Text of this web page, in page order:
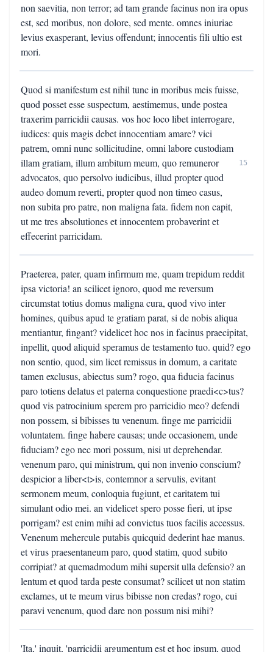
non saevitia, non terror; ad tam grande facinus non ira opus
est, sed moribus, non dolore, sed mente. omnes iniuriae
levius exasperant, levius offendunt; innocentis fili ultio est
mori.
Quod si manifestum est nihil tunc in moribus meis fuisse,
quod posset esse suspectum, aestimemus, unde postea
traxerim parricidii causas. vos hoc loco libet interrogare,
iudices: quis magis debet innocentiam amare? vici
patrem, omni nunc sollicitudine, omni labore custodiam
illam gratiam, illum ambitum meum, quo remuneror
advocatos, quo persolvo iudicibus, illud propter quod
audeo domum reverti, propter quod non timeo casus,
non subita pro patre, non maligna fata. fidem non capit,
ut me tres absolutiones et innocentem probaverint et
effecerint parricidam.
15
Praeterea, pater, quam infirmum me, quam trepidum reddit
ipsa victoria! an scilicet ignoro, quod me reversum
circumstat totius domus maligna cura, quod vivo inter
homines, quibus apud te gratiam parat, si de nobis aliqua
mentiantur, fingant? videlicet hoc nos in facinus praecipitat,
inpellit, quod aliquid speramus de testamento tuo. quid? ego
non sentio, quod, sim licet remissus in domum, a caritate
tamen exclusus, abiectus sum? rogo, qua fiducia facinus
paro totiens delatus et paterna conquestione praedi<c>tus?
quod vis patrocinium sperem pro parricidio meo? defendi
non possem, si bibisses tu venenum. finge me parricidii
voluntatem. finge habere causas; unde occasionem, unde
fiduciam? ego nec mori possum, nisi ut deprehendar.
venenum paro, qui ministrum, qui non invenio conscium?
despicior a liber<t>is, contemnor a servulis, evitant
sermonem meum, conloquia fugiunt, et caritatem tui
simulant odio mei. an videlicet spero posse fieri, ut ipse
porrigam? est enim mihi ad convictus tuos facilis accessus.
Venenum mehercule putabis quicquid dederint hae manus.
et virus praesentaneum paro, quod statim, quod subito
corripiat? at quemadmodum mihi supersit ulla defensio? an
lentum et quod tarda peste consumat? scilicet ut non statim
exclames, ut te meum virus bibisse non credas? rogo, cui
paravi venenum, quod dare non possum nisi mihi?
'Ita,' inquit, 'parricidii argumentum est et hoc ipsum, quod